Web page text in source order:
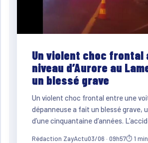
Un violent choc frontal
niveau d’Aurore au
un blessé grave
Un violent choc frontal entre une
dépanneuse a fait un blessé grave,
d’une cinquantaine d’années.
Rédaction ZayActu03/06 · 09h57⏱ 1 min